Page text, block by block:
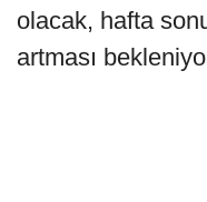
olacak, hafta
artması